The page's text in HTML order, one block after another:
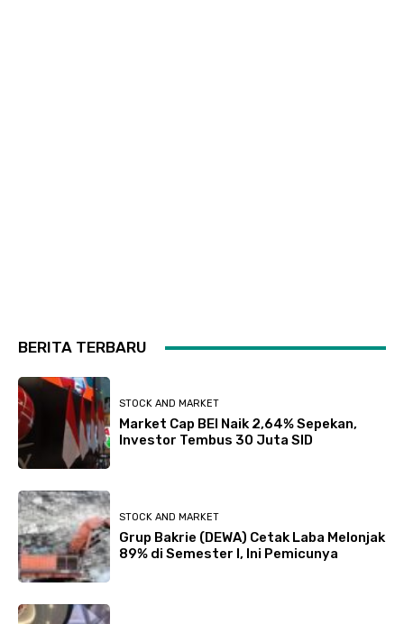
BERITA TERBARU
STOCK AND MARKET
Market Cap BEI Naik 2,64% Sepekan,
Investor Tembus 30 Juta SID
STOCK AND MARKET
Grup Bakrie (DEWA) Cetak Laba Melonjak
89% di Semester I, Ini Pemicunya